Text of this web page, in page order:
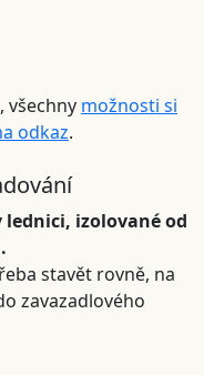
všechny možnosti si
odkaz.
izolované od
stavět rovně, na
zavazadlového